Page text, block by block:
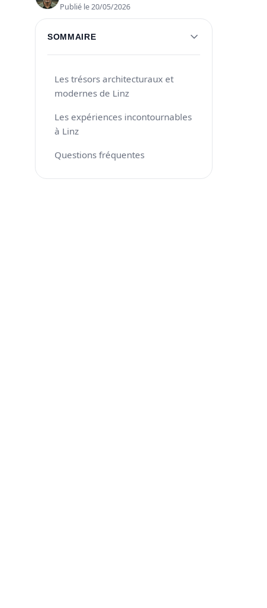
Publié le 20/05/2026
SOMMAIRE
Les trésors architecturaux et
modernes de Linz
Les expériences incontournables
à Linz
Questions fréquentes